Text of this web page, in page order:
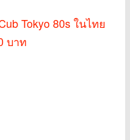
Tokyo 80s ในไทย
บาท